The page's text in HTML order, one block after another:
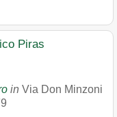
Piras
in Via Don Minzoni